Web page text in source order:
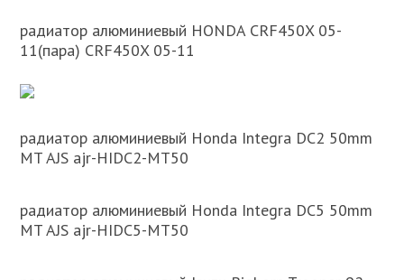
радиатор алюминиевый HONDA CRF450X 05-
11(пара) CRF450X 05-11
радиатор алюминиевый Honda Integra DC2 50mm
MT AJS ajr-HIDC2-MT50
радиатор алюминиевый Honda Integra DC5 50mm
MT AJS ajr-HIDC5-MT50